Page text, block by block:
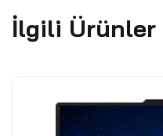
İlgili Ürünler